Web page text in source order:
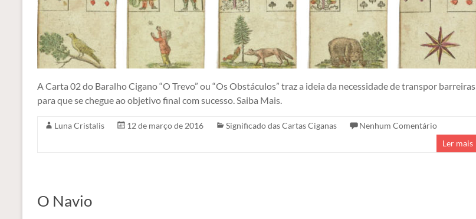
A Carta 02 do Baralho Cigano “O Trevo” ou “Os Obstáculos” traz a ideia da necessidade de transpor barreiras
para que se chegue ao objetivo final com sucesso. Saiba Mais.
Luna Cristalis 12 de março de 2016 Significado das Cartas Ciganas
Nenhum Comentário
Ler mais
O Navio